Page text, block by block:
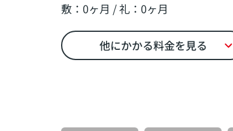
敷：0ヶ月 / 礼：0ヶ月
他にかかる料金を見る